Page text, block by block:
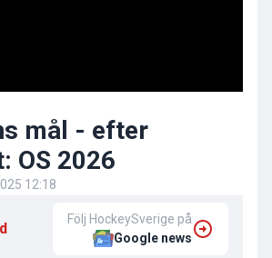
mål - efter
OS 2026
12:18
Följ HockeySverige på
Google news